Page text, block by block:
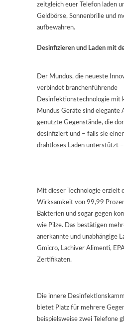
zeitgleich euer Telefon laden
Geldbörse, Sonnenbrille und
aufbewahren.
Desinfizieren und Laden mit
Der Mundus, die neueste
verbindet branchenführende
Desinfektionstechnologie mit
Mundus Geräte sind elegante
genutzte Gegenstände, die
desinfiziert und – falls sie
drahtloses Laden unterstützt
Mit dieser Technologie erzielt
Wirksamkeit von 99,99
Bakterien und sogar gegen
wie Pilze. Das bestätigen
anerkannte und unabhängige
Gmicro, Lachiver Alimenti,
Zertifikaten.
Die innere
bietet Platz für mehrere
beispielsweise zwei Telefone